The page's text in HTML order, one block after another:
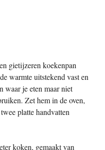
gietijzeren koekenpan
warmte uitstekend vast en
waar je eten maar niet
Zet hem in de oven,
platte handvatten
koken, gemaakt van